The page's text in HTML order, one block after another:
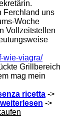
Ferchland uns
Woche
Vollzeitstellen
wie-viagra/
Grillbereich
mag mein
ricetta ->
->